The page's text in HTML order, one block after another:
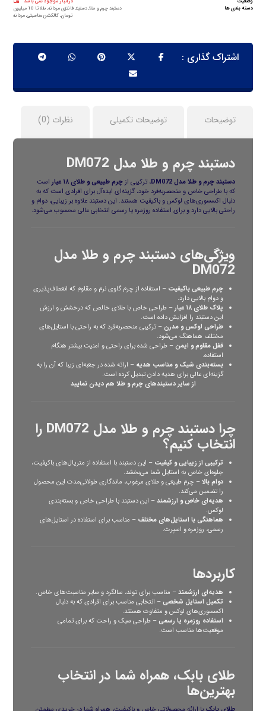
دسته بندی ها
دستبند چرم و طلا,دستبند فانتزی مردانه,
طلا تا 10 میلیون
تومان,کالکشن مناسبتی,مردانه
توضیحات توضیحات تکمیلی نظرات (0)
دستبند چرم و طلا مدل DM072
دستبند چرم و طلامدل DM072 ، ترکیبی ازچرم طبیعی و طلای ۱۸ عیار
است
که با طراحی خاص و منحصربه‌فرد خود، گزینه‌ای ایده‌آل برای افرادی است که به
دنبال اکسسوری‌های لوکس و باکیفیت هستند. این دستبند علاوه بر زیبایی، دوام و
راحتی بالایی دارد و برای استفاده روزمره یا رسمی انتخابی عالی محسوب می‌شود.
ویژگی‌های دستبند چرم و طلا مدل
DM072
چرم طبیعی باکیفیت – استفاده از چرم گاوی نرم و مقاوم که انعطاف‌پذیری
و دوام بالایی دارد.
پلاک طلای ۱۸ عیار
– طراحی خاص با طلای خالص که درخشش و ارزش
این دستبند را افزایش داده است.
طراحی لوکس و مدرن– ترکیبی منحصربه‌فرد که به راحتی با استایل‌های
مختلف هماهنگ می‌شود.
قفل مقاوم و ایمن– طراحی شده برای راحتی و امنیت بیشتر هنگام
استفاده.
بسته‌بندی شیک و مناسب هدیه – ارائه شده در جعبه‌ای زیبا که آن را به
گزینه‌ای عالی برای هدیه دادن تبدیل کرده است.
از سایردستبندهای چرم و طلا هم دیدن نمایید
چرا دستبند چرم و طلا مدل DM072 را
انتخاب کنیم؟
ترکیبی از زیبایی و کیفیت – این دستبند با استفاده از متریال‌های باکیفیت،
جلوه‌ای خاص به استایل شما می‌بخشد.
دوام بالا– چرم طبیعی و طلای مرغوب، ماندگاری طولانی‌مدت این محصول
را تضمین می‌کند.
هدیه‌ای خاص و ارزشمند– این دستبند با طراحی خاص و بسته‌بندی
لوکس.
هماهنگی با استایل‌های مختلف – مناسب برای استفاده در استایل‌های
رسمی، روزمره و اسپرت.
کاربردها
هدیه‌ای ارزشمند– مناسب برای تولد، سالگرد و سایر مناسبت‌های خاص.
تکمیل استایل شخصی– انتخابی مناسب برای افرادی که به دنبال
اکسسوری‌های لوکس و متفاوت هستند.
استفاده روزمره یا رسمی– طراحی سبک و راحت که برای تمامی
موقعیت‌ها مناسب است.
طلای بابک، همراه شما در انتخاب
بهترین‌ها